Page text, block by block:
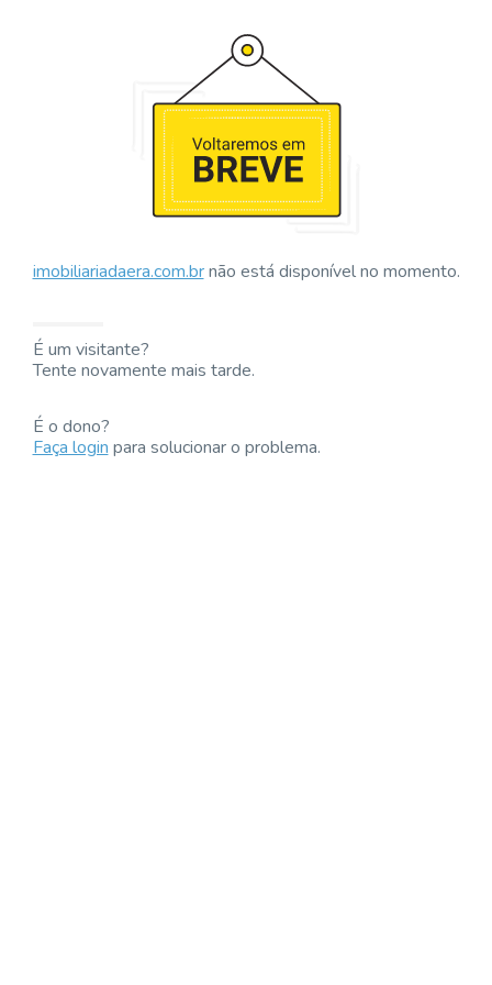
imobiliariadaera.com.brnão está disponível no momento.
É um visitante?
Tente novamente mais tarde.
É o dono?
Faça loginpara solucionar o problema.